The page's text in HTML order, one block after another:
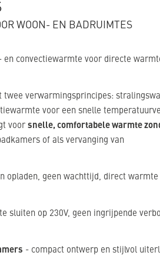
WOON- EN BADRUIMTES
convectiewarmte voor directe
twee verwarmingsprincipes:
voor een snelle
voor snelle, comfortabele warmte
of als vervanging van
opladen, geen wachttijd, direct
sluiten op 230V, geen ingrijpende
- compact ontwerp en stijlvol